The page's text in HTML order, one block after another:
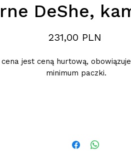
DeShe,
231,00 PLN
cena jest ceną hurtową,
minimum paczki.